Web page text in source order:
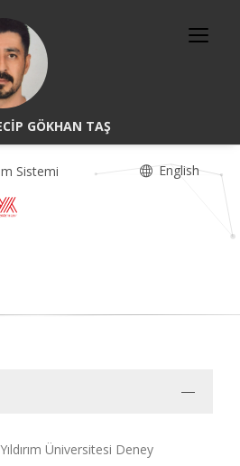
GÖKHAN TAŞ
Sistemi English
Üniversitesi Deney